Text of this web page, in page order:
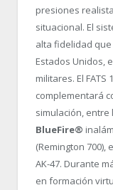
presiones
situacional. El
alta fidelidad
Estados Unidos,
militares. El FATS
complementará
simulación, entre
BlueFire®
(Remington 700),
AK-47. Durante
en formación